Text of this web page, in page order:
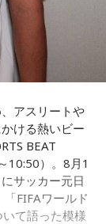
アスリートや
ける熱いビー
BEAT
10:50）。8月1
サッカー元日
FIFAワールド
て語った模様